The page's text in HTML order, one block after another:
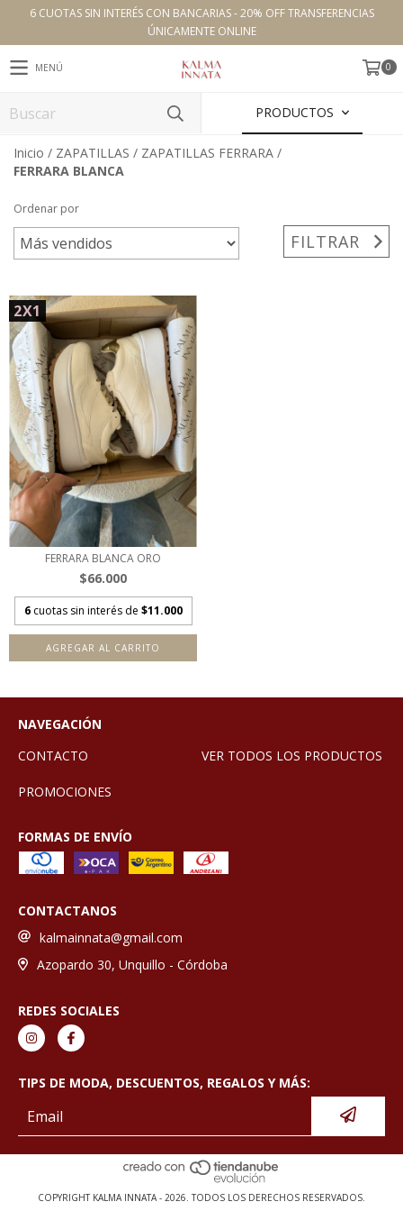
6 CUOTAS SIN INTERÉS CON BANCARIAS - 20% OFF TRANSFERENCIAS
ÚNICAMENTE ONLINE
MENÚ 0
PRODUCTOS
Inicio / ZAPATILLAS / ZAPATILLAS FERRARA /
FERRARA BLANCA
Ordenar por
FILTRAR
2X1
FERRARA BLANCA ORO
$66.000
6 cuotas sin interés de $11.000
AGREGAR AL CARRITO
NAVEGACIÓN
CONTACTO
VER TODOS LOS PRODUCTOS
PROMOCIONES
FORMAS DE ENVÍO
CONTACTANOS
kalmainnata@gmail.com
Azopardo 30, Unquillo - Córdoba
REDES SOCIALES
TIPS DE MODA, DESCUENTOS, REGALOS Y MÁS:
COPYRIGHT KALMA INNATA - 2026. TODOS LOS DERECHOS RESERVADOS.